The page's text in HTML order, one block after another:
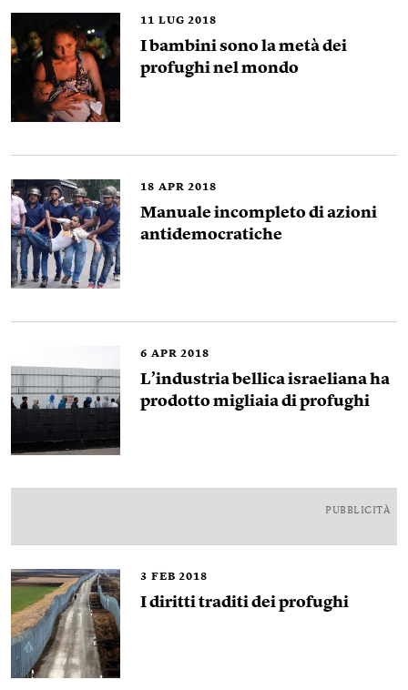
11 LUG 2018
I bambini sono la metà dei
profughi nel mondo
18 APR 2018
Manuale incompleto di azioni
antidemocratiche
6 APR 2018
L’industria bellica israeliana ha
prodotto migliaia di profughi
PUBBLICITÀ
3 FEB 2018
I diritti traditi dei profughi